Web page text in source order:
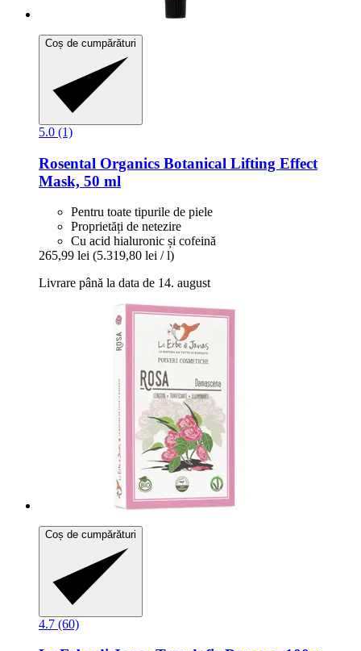
Coș de cumpărături
5.0 (1)
Rosental Organics Botanical Lifting Effect
Mask, 50 ml
Pentru toate tipurile de piele
Proprietăți de netezire
Cu acid hialuronic și cofeină
265,99 lei (5.319,80 lei / l)
Livrare până la data de 14. august
Coș de cumpărături
4.7 (60)